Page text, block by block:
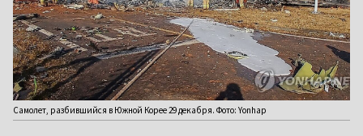
Самолет, разбившийся в Южной Корее 29 декабря. Фото: Yonhap